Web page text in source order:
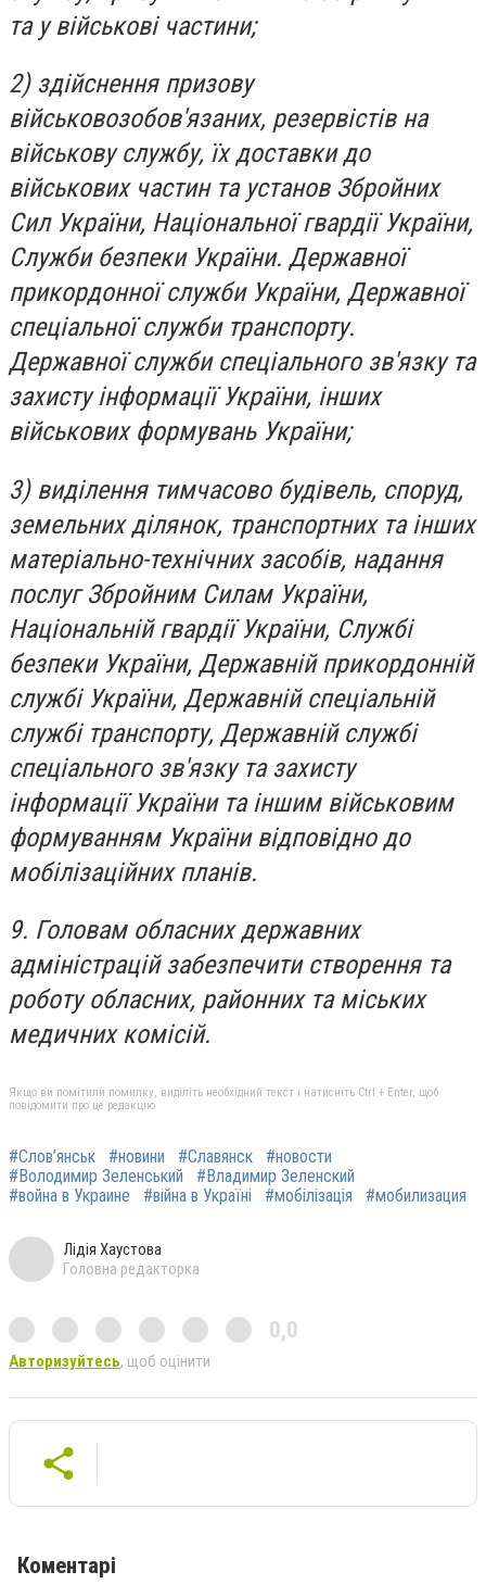
та у військові частини;
2) здійснення призову
військовозобов'язаних, резервістів на
військову службу, їх доставки до
військових частин та установ Збройних
Сил України, Національної гвардії України,
Служби безпеки України. Державної
прикордонної служби України, Державної
спеціальної служби транспорту.
Державної служби спеціального зв'язку та
захисту інформації України, інших
військових формувань України;
3) виділення тимчасово будівель, споруд,
земельних ділянок, транспортних та інших
матеріально-технічних засобів, надання
послуг Збройним Силам України,
Національній гвардії України, Службі
безпеки України, Державній прикордонній
службі України, Державній спеціальній
службі транспорту, Державній службі
спеціального зв'язку та захисту
інформації України та іншим військовим
формуванням України відповідно до
мобілізаційних планів.
9. Головам обласних державних
адміністрацій забезпечити створення та
роботу обласних, районних та міських
медичних комісій.
Якщо ви помітили помилку, виділіть необхідний текст і натисніть Ctrl + Enter, щоб
повідомити про це редакцію
#Слов’янськ #новини #Славянск
#новости
#Володимир Зеленський
#Владимир Зеленский
#война в Украине
#війна в Україні #мобілізація #мобилизация
Лідія Хаустова
Головна редакторка
0,0
Авторизуйтесь, щоб оцінити
Коментарі